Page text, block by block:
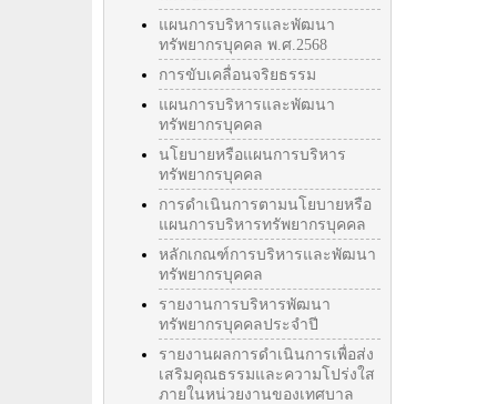
แผนการบริหารและพัฒนา
ทรัพยากรบุคคล พ.ศ.2568
การขับเคลื่อนจริยธรรม
แผนการบริหารและพัฒนา
ทรัพยากรบุคคล
นโยบายหรือแผนการบริหาร
ทรัพยากรบุคคล
การดำเนินการตามนโยบายหรือ
แผนการบริหารทรัพยากรบุคคล
หลักเกณฑ์การบริหารและพัฒนา
ทรัพยากรบุคคล
รายงานการบริหารพัฒนา
ทรัพยากรบุคคลประจำปี
รายงานผลการดำเนินการเพื่อส่ง
เสริมคุณธรรมและความโปร่งใส
ภายในหน่วยงานของเทศบาล